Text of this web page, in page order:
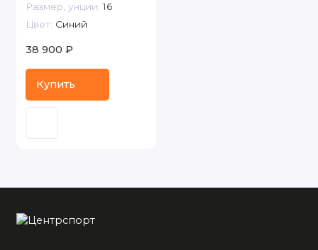
Размер, унции: 16
Цвет: Синий
38 900 ₽
Купить